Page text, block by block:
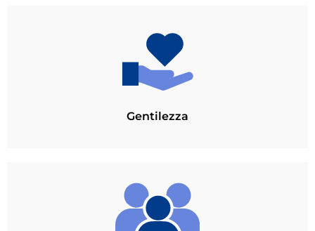
Gentilezza